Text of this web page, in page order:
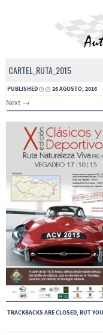
CARTEL_RUTA_2015
PUBLISHED 26 AGOSTO, 2016
Next →
TRACKBACKS ARE CLOSED, BUT